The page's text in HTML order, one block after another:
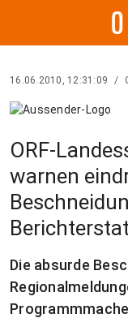
16.06.2010, 12:31:09 /
ORF-
warnen
Die absurde